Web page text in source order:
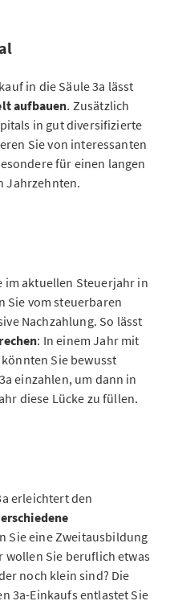
in die Säule 3a lässt
aufbauen. Zusätzlich
in gut diversifizierte
Sie von interessanten
für einen langen
Jahrzehnten.
im aktuellen Steuerjahr in
Sie vom steuerbaren
Nachzahlung. So lässt
: In einem Jahr mit
Sie bewusst
einzahlen, um dann in
diese Lücke zu füllen.
erleichtert den
Sie eine Zweitausbildung
wollen Sie beruflich etwas
noch klein sind? Die
3a-Einkaufs entlastet Sie